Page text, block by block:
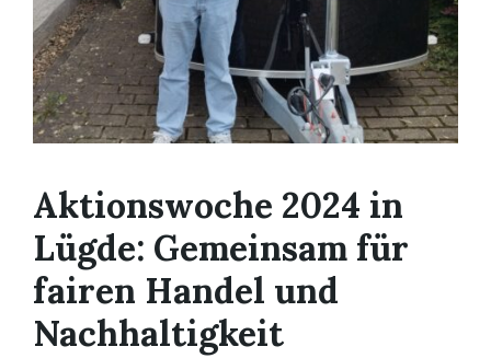
Aktionswoche 2024 in
Lügde: Gemeinsam für
fairen Handel und
Nachhaltigkeit